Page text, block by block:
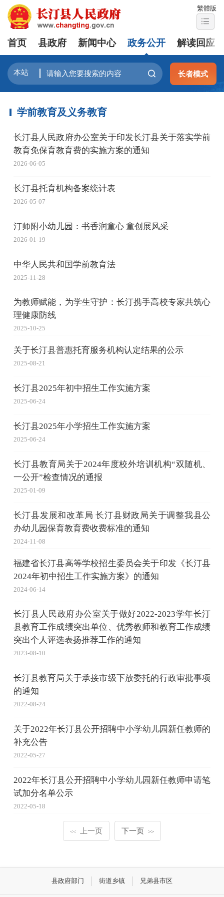
繁體版
首页 县政府 新闻中心 政务公开 解读回应
长者模式
学前教育及义务教育
长汀县人民政府办公室关于印发长汀县关于落实学前
教育免保育教育费的实施方案的通知
2026-06-05
长汀县托育机构备案统计表
2026-05-07
汀师附小幼儿园：书香润童心 童创展风采
2026-01-19
中华人民共和国学前教育法
2025-11-28
为教师赋能，为学生守护：长汀携手高校专家共筑心
理健康防线
2025-10-25
关于长汀县普惠托育服务机构认定结果的公示
2025-08-21
长汀县2025年初中招生工作实施方案
2025-06-24
长汀县2025年小学招生工作实施方案
2025-06-24
长汀县教育局关于2024年度校外培训机构“双随机、
一公开”检查情况的通报
2025-01-09
长汀县发展和改革局 长汀县财政局关于调整我县公
办幼儿园保育教育费收费标准的通知
2024-11-08
福建省长汀县高等学校招生委员会关于印发《长汀县
2024年初中招生工作实施方案》的通知
2024-06-14
长汀县人民政府办公室关于做好2022-2023学年长汀
县教育工作成绩突出单位、优秀教师和教育工作成绩
突出个人评选表扬推荐工作的通知
2023-08-10
长汀县教育局关于承接市级下放委托的行政审批事项
的通知
2022-08-24
关于2022年长汀县公开招聘中小学幼儿园新任教师的
补充公告
2022-05-27
2022年长汀县公开招聘中小学幼儿园新任教师申请笔
试加分名单公示
2022-05-18
<< 上一页 下一页 >>
县政府部门 街道乡镇 兄弟县市区